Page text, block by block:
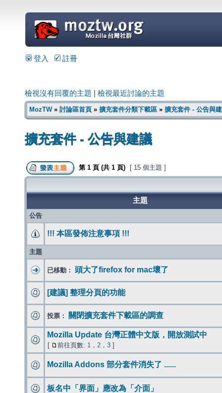
=
登入 註冊
檢視沒有回覆的主題 檢視最近討論的主題
MozTW» 討論區首頁 » 擴充套件分類下載區 » 擴充套件 - 公告與
擴充套件 - 公告與建議
第 1 頁 (共 1 頁) [ 15 個主題 ]
主題
公告
!!! 本區發佈注意事項 !!!
主題
已移動： 頭大了firefox for mac壞了
[建議] 整理分頁的功能
投票： 關閉擴充套件下載區的調查
Mozilla Update 台灣正體中文版，開放測試中
[ 前往頁數: 1 ， 2 ， 3 ]
Mozilla Addons 部分套件消失了 ......
板名中「界面」應改為「介面」